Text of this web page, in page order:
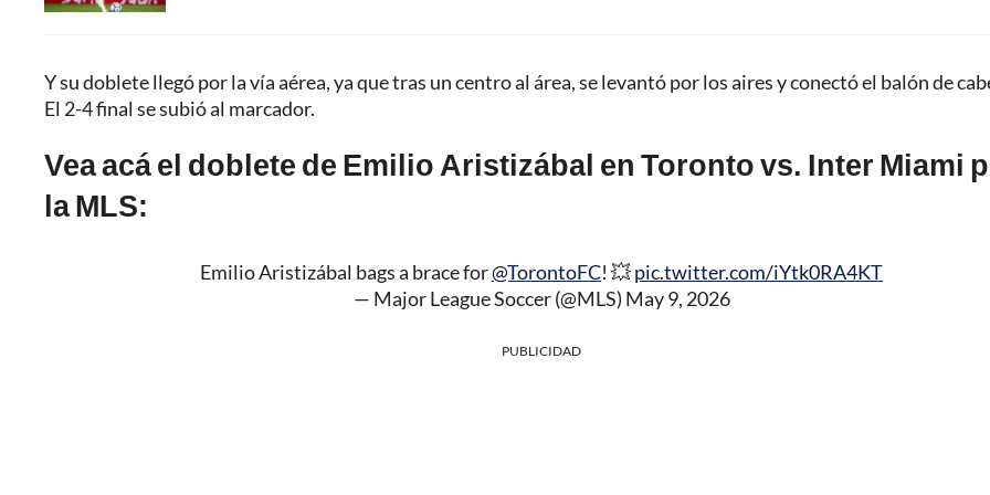
Y su doblete llegó por la vía aérea, ya que tras un centro al área, se levantó por los aires y conectó el balón de
El 2-4 final se subió al marcador.
Vea acá el doblete de Emilio Aristizábal en Toronto vs. Inter Miami
la MLS:
Emilio Aristizábal bags a brace for@TorontoFC! 💥pic.twitter.com/iYtk0RA4KT
— Major League Soccer (@MLS) May 9, 2026
PUBLICIDAD